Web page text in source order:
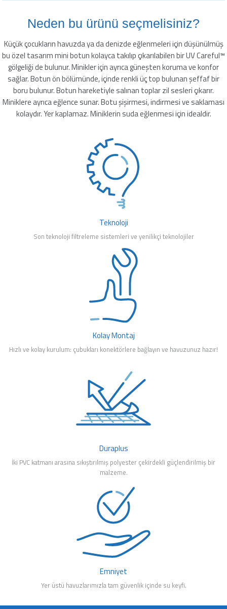
Neden bu ürünü seçmelisiniz?
Küçük çocukların havuzda ya da denizde eğlenmeleri için düşünülmüş
bu özel tasarım mini botun kolayca takılıp çıkarılabilen bir UV Careful™
gölgeliği de bulunur. Minikler için ayrıca güneşten koruma ve konfor
sağlar. Botun ön bölümünde, içinde renkli üç top bulunan şeffaf bir
boru bulunur. Botun hareketiyle salınan toplar zil sesleri çıkarır.
Miniklere ayrıca eğlence sunar. Botu şişirmesi, indirmesi ve saklaması
kolaydır. Yer kaplamaz. Miniklerin suda eğlenmesi için idealdir.
Teknoloji
Son teknoloji filtreleme sistemleri ve yenilikçi teknolojiler
Kolay Montaj
Hızlı ve kolay kurulum: çubukları konektörlere bağlayın ve havuzunuz hazır!
Duraplus
İki PVC katmanı arasına sıkıştırılmış polyester çekirdekli güçlendirilmiş bir
malzeme.
Emniyet
Yer üstü havuzlarımızla tam güvenlik içinde su keyfi.